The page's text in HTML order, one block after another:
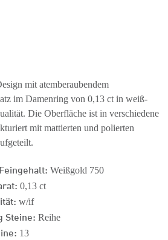
mit atemberaubendem
im Damenring von 0,13 ct in weiß-
Die Oberfläche ist in verschiedene
mit mattierten und polierten
Weißgold 750
0,13 ct
w/if
Steine: Reihe
13